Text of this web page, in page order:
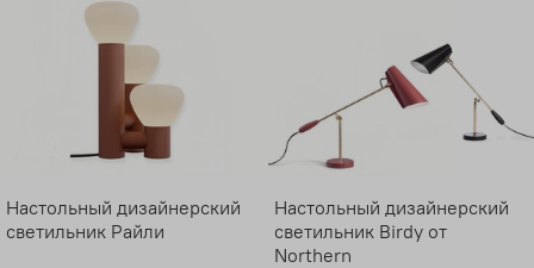
Настольный дизайнерский
светильник Райли
Настольный дизайнерский
светильник Birdy от
Northern